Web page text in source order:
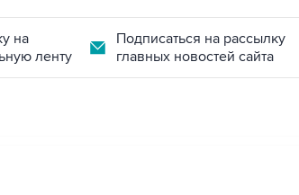
на
ленту
Подписаться на рассылку
главных новостей сайта